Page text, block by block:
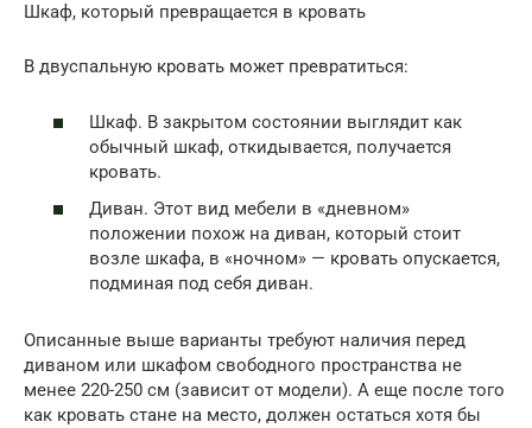
Шкаф, который превращается в кровать
В двуспальную кровать может превратиться:
Шкаф. В закрытом состоянии выглядит как
обычный шкаф, откидывается, получается
кровать.
Диван. Этот вид мебели в «дневном»
положении похож на диван, который стоит
возле шкафа, в «ночном» — кровать опускается,
подминая под себя диван.
Описанные выше варианты требуют наличия перед
диваном или шкафом свободного пространства не
менее 220-250 см (зависит от модели). А еще после того
как кровать стане на место, должен остаться хотя бы